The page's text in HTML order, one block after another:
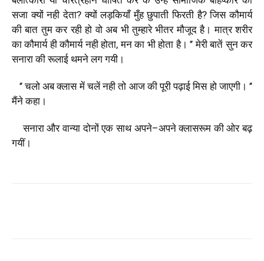
सजा क्यों नही देता?क्यों लड़कियाँ मुँह छुपाती फिरती है?जिस कौमार्य
की बात तुम कर रही हो वो अब भी तुम्हारे भीतर मौजूद है। मात्र शरीर
का कौमार्य ही कौमार्य नही होता,मन का भी होता है। ’’मेरी बातें सुन कर
सनारा की रूलाई थमने लग गयी।
’’चलो अब क्लास में चलें नही तो आज की पूरी पढ़ाई मिस हो जाएगी। ’’
मैंने कहा।
सनारा और वान्या दोनों एक साथ अपने–अपने क्लासरूम की ओर बढ़
गयीं।